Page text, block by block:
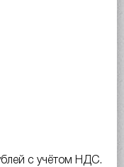
с учётом НДС.